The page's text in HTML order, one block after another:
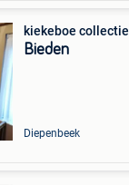
kiekeboe collectie
Bieden
Diepenbeek